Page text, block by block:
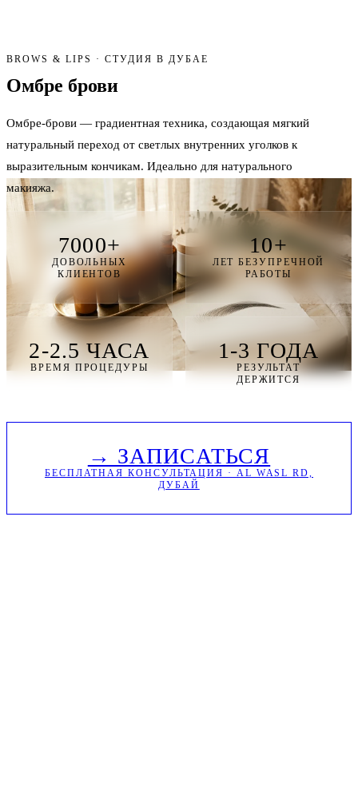
BROWS & LIPS · СТУДИЯ В ДУБАЕ
Омбре брови
Омбре-брови — градиентная техника, создающая мягкий
натуральный переход от светлых внутренних уголков к
выразительным кончикам. Идеально для натурального
макияжа.
7000+
ДОВОЛЬНЫХ
КЛИЕНТОВ
10+
ЛЕТ БЕЗУПРЕЧНОЙ
РАБОТЫ
2-2.5 ЧАСА
ВРЕМЯ ПРОЦЕДУРЫ
1-3 ГОДА
РЕЗУЛЬТАТ
ДЕРЖИТСЯ
→ ЗАПИСАТЬСЯ
БЕСПЛАТНАЯ КОНСУЛЬТАЦИЯ · AL WASL RD,
ДУБАЙ